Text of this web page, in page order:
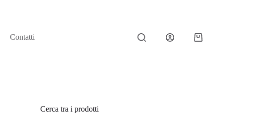
Contatti Carrello
Cerca tra i prodotti